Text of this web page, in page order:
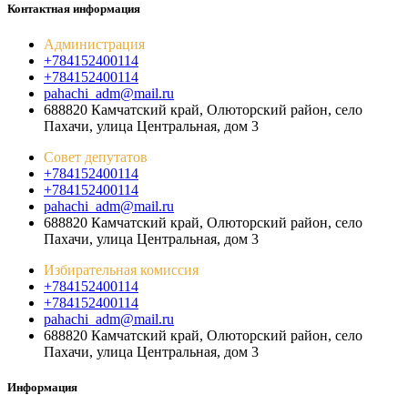
Контактная информация
Администрация
+784152400114
+784152400114
pahachi_adm@mail.ru
688820 Камчатский край, Олюторский район, село
Пахачи, улица Центральная, дом 3
Совет депутатов
+784152400114
+784152400114
pahachi_adm@mail.ru
688820 Камчатский край, Олюторский район, село
Пахачи, улица Центральная, дом 3
Избирательная комиссия
+784152400114
+784152400114
pahachi_adm@mail.ru
688820 Камчатский край, Олюторский район, село
Пахачи, улица Центральная, дом 3
Информация